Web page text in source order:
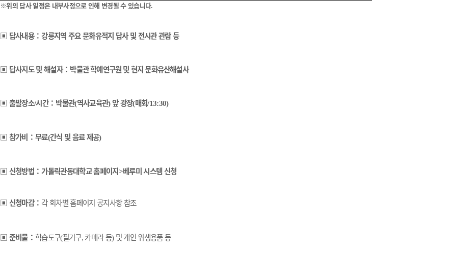
※위의 답사 일정은 내부사정으로 인해 변경될 수 있습니다.
▣ 답사내용：강릉지역 주요 문화유적지 답사 및 전시관 관람 등
▣ 답사지도 및 해설자： 박물관 학예연구원 및 현지 문화유산해설사
▣출발장소/시간： 박물관(역사교육관)앞 광장(매회/13:30)
▣참가비 ：무료(간식 및 음료 제공)
▣신청방법 ：가톨릭관동대학교 홈페이지>베루미 시스템 신청
▣신청마감： 각 회차별 홈페이지 공지사항 참조
▣준비물：학습도구(필기구, 카메라 등) 및 개인 위생용품 등